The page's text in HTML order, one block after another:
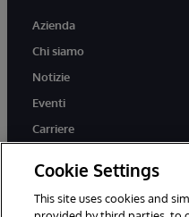
Azienda
Chi siamo
Notizie
Eventi
Carriere
Cookie Settings
This site uses cookies and